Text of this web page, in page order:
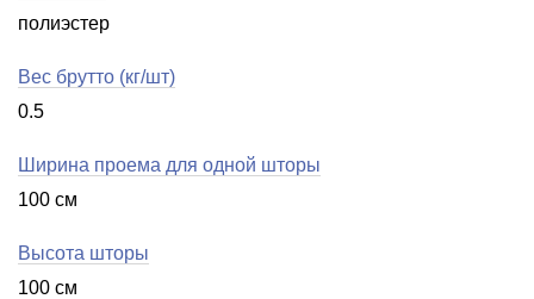
полиэстер
Вес брутто (кг/шт)
0.5
Ширина проема для одной шторы
100 см
Высота шторы
100 см